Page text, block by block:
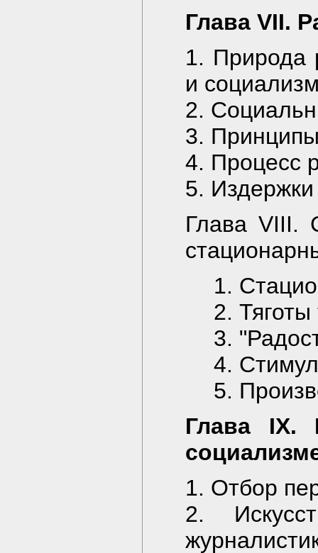
Глава VII.
1. Природа
и
2.
3.
4. Процесс
5.
Глава VIII.
1.
2.
3.
4.
5.
Глава IX.
1. Отбор
2.